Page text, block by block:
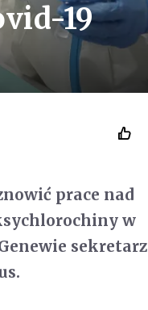
19
prace nad
w
sekretarz